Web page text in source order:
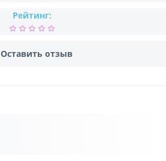
Рейтинг:
Оставить отзыв